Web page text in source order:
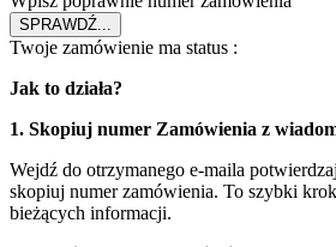
SPRAWDŹ...
Twoje zamówienie ma status :
Jak to działa?
1. Skopiuj numer Zamówienia z
Wejdź do otrzymanego e-maila
skopiuj numer zamówienia. To szybki
bieżących informacji.